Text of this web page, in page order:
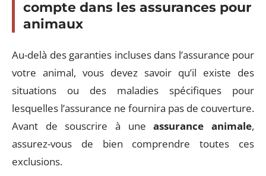
compte dans les assurances pour
animaux
Au-delà des garanties incluses dans l’assurance pour
votre animal, vous devez savoir qu’il existe des
situations ou des maladies spécifiques pour
lesquelles l’assurance ne fournira pas de couverture.
Avant de souscrire à uneassurance animale,
assurez-vous de bien comprendre toutes ces
exclusions.